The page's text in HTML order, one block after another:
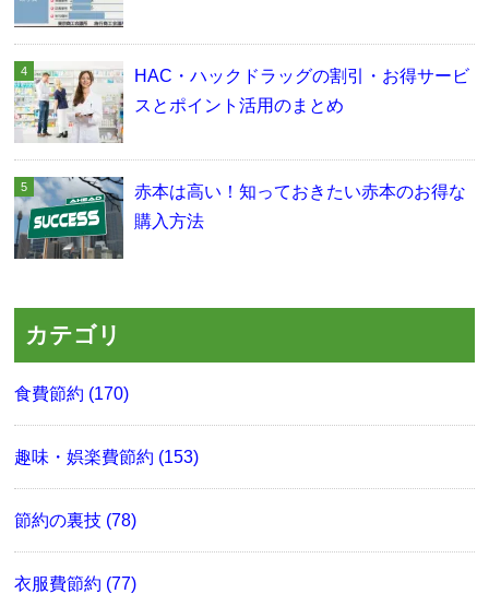
HAC・ハックドラッグの割引・お得サービ
スとポイント活用のまとめ
赤本は高い！知っておきたい赤本のお得な
購入方法
カテゴリ
食費節約 (170)
趣味・娯楽費節約 (153)
節約の裏技 (78)
衣服費節約 (77)